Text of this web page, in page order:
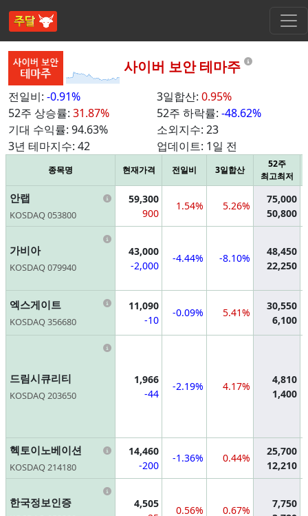
사이버 보안 테마주
전일비: -0.91% 3일합산: 0.95%
52주 상승률: 31.87% 52주 하락률: -48.62%
기대 수익률: 94.63% 소외지수: 23
3년 테마지수: 42 업데이트: 1일 전
종목명 현재가격 전일비 3일합산
52주
최고최저
안랩
KOSDAQ 053800
Information
59,300
900
1.54% 5.26%
75,000
50,800
가비아
KOSDAQ 079940
Information
43,000
-2,000
-4.44% -8.10%
48,450
22,250
엑스게이트
KOSDAQ 356680
Information
11,090
-10
-0.09% 5.41%
30,550
6,100
드림시큐리티
KOSDAQ 203650
Information
1,966
-44
-2.19% 4.17%
4,810
1,400
헥토이노베이션
KOSDAQ 214180
Information
14,460
-200
-1.36% 0.44%
25,700
12,210
한국정보인증
Information
4,505
0.56% 0.67%
7,750